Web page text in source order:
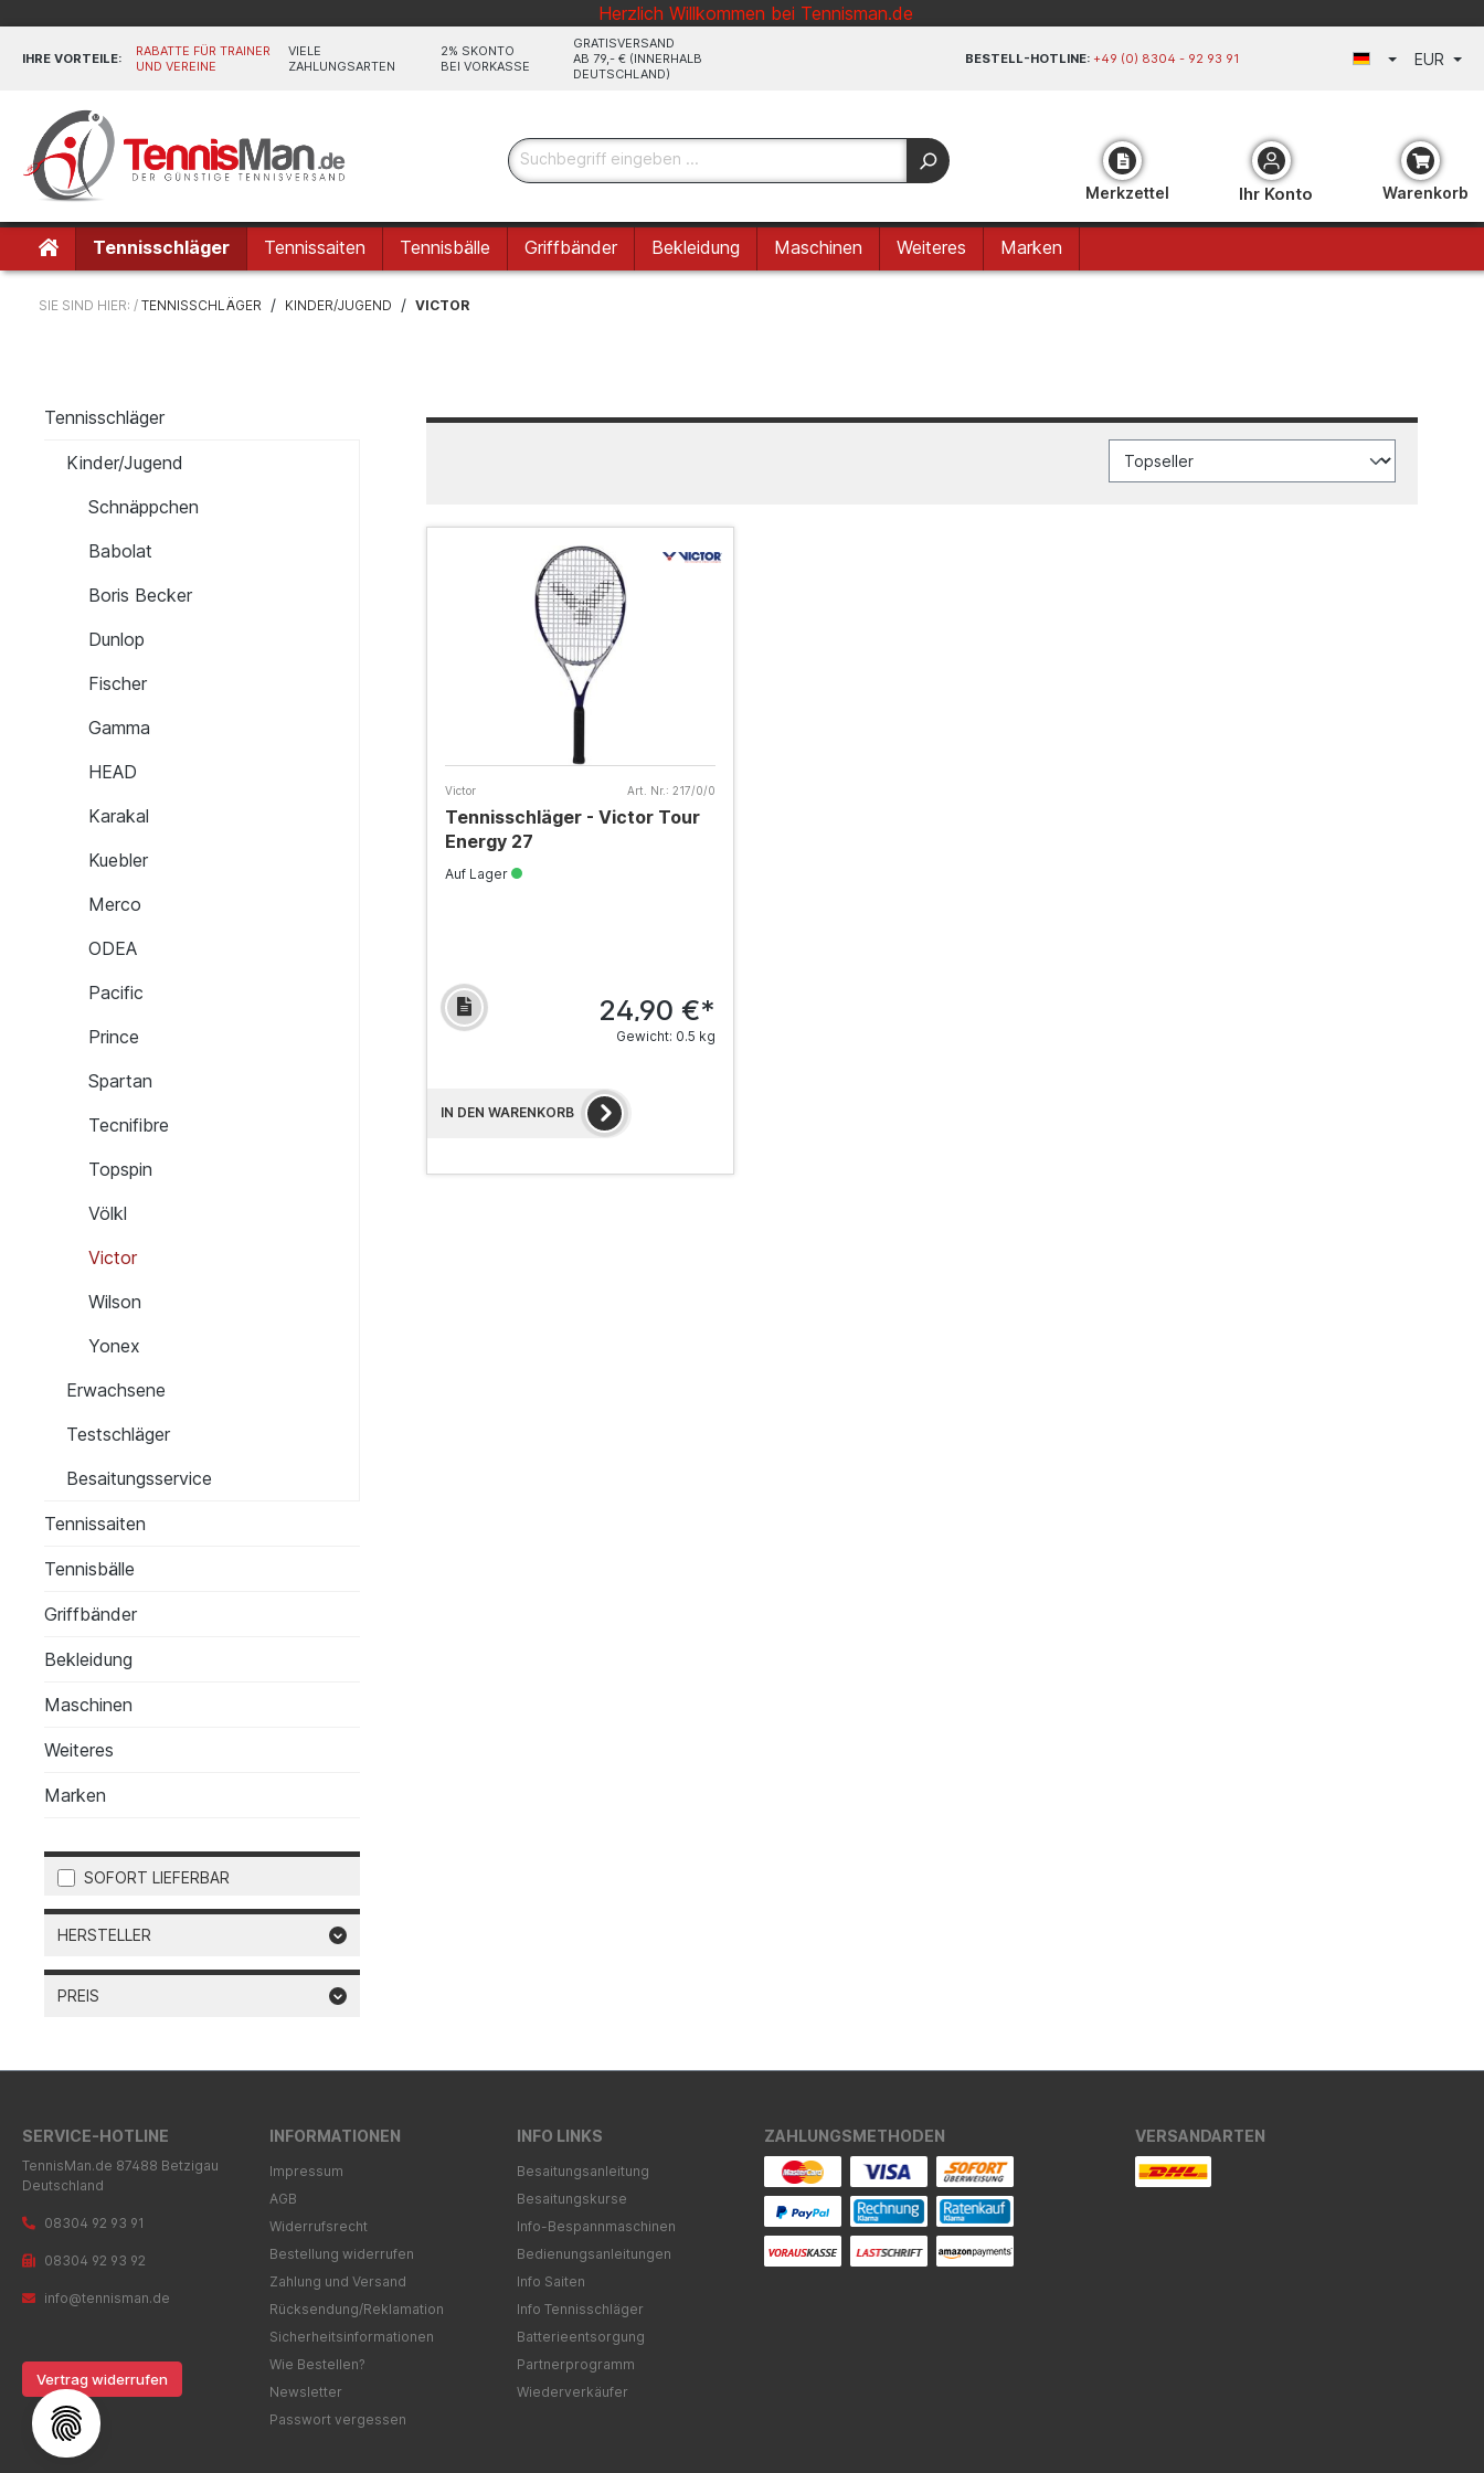
Herzlich Willkommen bei Tennisman.de
IHRE VORTEILE:
RABATTE FÜR TRAINER
UND VEREINE
VIELE
ZAHLUNGSARTEN
2% SKONTO
BEI VORKASSE
GRATISVERSAND
AB 79,- € (INNERHALB
DEUTSCHLAND)
BESTELL-HOTLINE: +49 (0) 8304 - 92 93 91 EUR
Merkzettel Ihr Konto Warenkorb
Tennisschläger Tennissaiten Tennisbälle Griffbänder Bekleidung Maschinen Weiteres Marken
SIE SIND HIER: / TENNISSCHLÄGER / KINDER/JUGEND / VICTOR
Tennisschläger
Kinder/Jugend
Schnäppchen
Babolat
Boris Becker
Dunlop
Fischer
Gamma
HEAD
Karakal
Kuebler
Merco
ODEA
Pacific
Prince
Spartan
Tecnifibre
Topspin
Völkl
Victor
Wilson
Yonex
Erwachsene
Testschläger
Besaitungsservice
Tennissaiten
Tennisbälle
Griffbänder
Bekleidung
Maschinen
Weiteres
Marken
SOFORT LIEFERBAR
HERSTELLER
PREIS
Victor Art. Nr.: 217/0/0
Tennisschläger - Victor Tour
Energy 27
Auf Lager
24,90 €*
Gewicht: 0.5 kg
IN DEN WARENKORB
SERVICE-HOTLINE
TennisMan.de 87488 Betzigau
Deutschland
08304 92 93 91
08304 92 93 92
info@tennisman.de
Vertrag widerrufen
INFORMATIONEN
Impressum
AGB
Widerrufsrecht
Bestellung widerrufen
Zahlung und Versand
Rücksendung/Reklamation
Sicherheitsinformationen
Wie Bestellen?
Newsletter
Passwort vergessen
INFO LINKS
Besaitungsanleitung
Besaitungskurse
Info-Bespannmaschinen
Bedienungsanleitungen
Info Saiten
Info Tennisschläger
Batterieentsorgung
Partnerprogramm
Wiederverkäufer
ZAHLUNGSMETHODEN VERSANDARTEN